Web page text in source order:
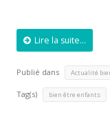
Lire la suite...
Publié dans Actualité
Tag(s) bien être enfants